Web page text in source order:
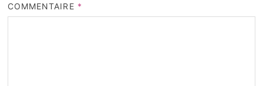
COMMENTAIRE *